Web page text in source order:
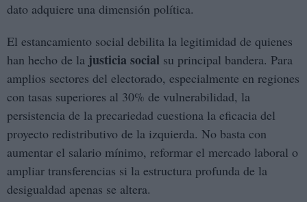
dato adquiere una dimensión política.
El estancamiento social debilita la legitimidad de quienes
han hecho de la justicia social su principal bandera. Para
amplios sectores del electorado, especialmente en regiones
con tasas superiores al 30% de vulnerabilidad, la
persistencia de la precariedad cuestiona la eficacia del
proyecto redistributivo de la izquierda. No basta con
aumentar el salario mínimo, reformar el mercado laboral o
ampliar transferencias si la estructura profunda de la
desigualdad apenas se altera.